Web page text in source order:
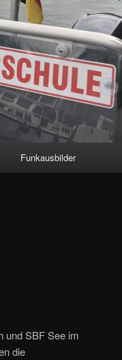
Funkausbilder
und SBF See im
die